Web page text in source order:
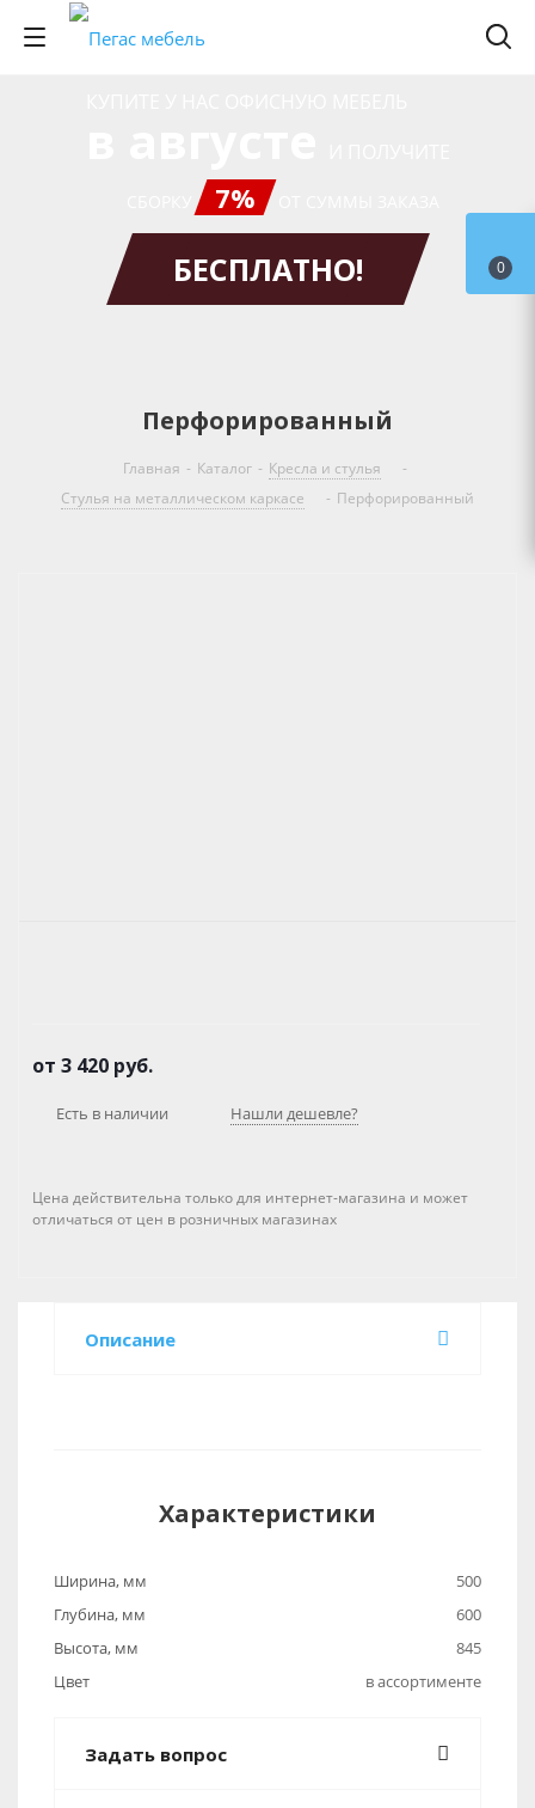
СБОРКУ 7%
БЕСПЛАТНО!
Перфорированный
Главная - Каталог - Кресла и стулья
-
Стулья на металлическом каркасе
- Перфорированный
от 3 420 руб.
Есть в наличии Нашли дешевле?
Цена действительна только для интернет-магазина и может
отличаться от цен в розничных магазинах
Описание
Характеристики
Ширина, мм
500
Глубина, мм
600
Высота, мм
845
Цвет
в ассортименте
Задать вопрос
0